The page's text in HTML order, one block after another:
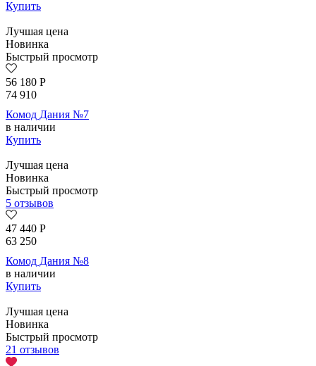
Купить
Лучшая цена
Новинка
Быстрый просмотр
56 180 Р
74 910
Комод Дания №7
в наличии
Купить
Лучшая цена
Новинка
Быстрый просмотр
5 отзывов
47 440 Р
63 250
Комод Дания №8
в наличии
Купить
Лучшая цена
Новинка
Быстрый просмотр
21 отзывов